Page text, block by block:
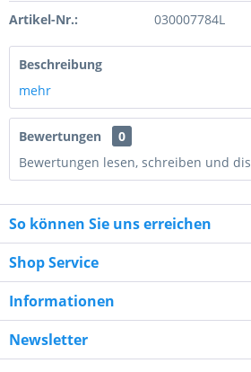
8 - 1 = ?
Artikel-Nr.: 030007784L
Beschreibung
mehr
Bewertungen
0
Bewertungen lesen, schreiben und
So können Sie uns erreichen
Shop Service
Informationen
Newsletter